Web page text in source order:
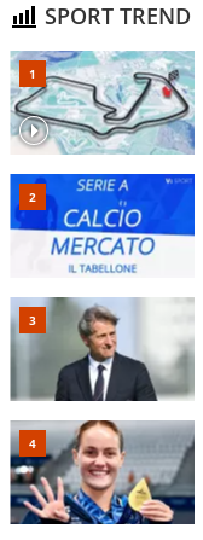
SPORT TREND